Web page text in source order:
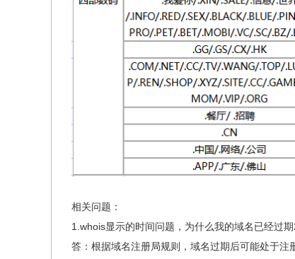
相关问题：
1.whois显示的时间问题，为什么我的域名已经过
答：根据域名注册局规则，域名过期后可能处于